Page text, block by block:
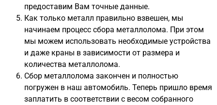
предоставим Вам точные данные.
Как только металл правильно взвешен, мы
начинаем процесс сбора металлолома. При этом
мы можем использовать необходимые устройства
и даже краны в зависимости от размера и
количества металлолома.
Сбор металлолома закончен и полностью
погружен в наш автомобиль. Теперь пришло время
заплатить в соответствии с весом собранного